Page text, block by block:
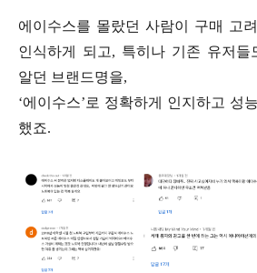
에이수스를 몰랐던 사람이 구매 고
인식하게 되고, 특히나 기존 유저들
알던 브랜드명을,
‘에이수스’로 정확하게 인지하고 성
했죠.